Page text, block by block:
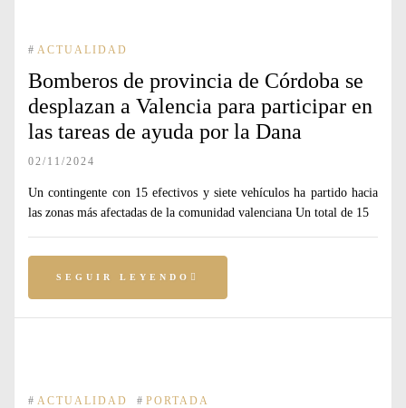
# ACTUALIDAD
Bomberos de provincia de Córdoba se
desplazan a Valencia para participar en
las tareas de ayuda por la Dana
02/11/2024
Un contingente con 15 efectivos y siete vehículos ha partido hacia
las zonas más afectadas de la comunidad valenciana Un total de 15
SEGUIR LEYENDO
# ACTUALIDAD # PORTADA